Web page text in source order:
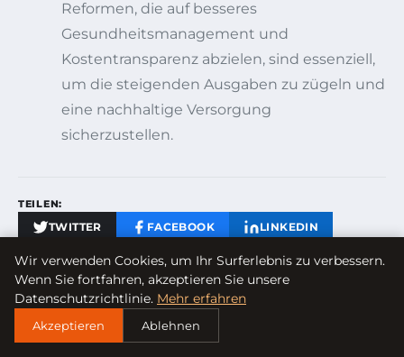
Reformen, die auf besseres
Gesundheitsmanagement und
Kostentransparenz abzielen, sind essenziell,
um die steigenden Ausgaben zu zügeln und
eine nachhaltige Versorgung
sicherzustellen.
TEILEN:
TWITTER FACEBOOK LINKEDIN
Wir verwenden Cookies, um Ihr Surferlebnis zu verbessern.
Wenn Sie fortfahren, akzeptieren Sie unsere
Datenschutzrichtlinie. Mehr erfahren
Akzeptieren Ablehnen